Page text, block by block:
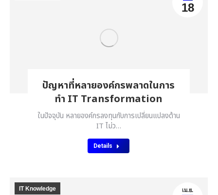
18
ปัญหาที่หลายองค์กรพลาดในการ
ทำ IT Transformation
ในปัจจุบัน หลายองค์กรลงทุนกับการเปลี่ยนแปลงด้าน
IT ไม่ว…
Details
เม.ย.
IT Knowledge